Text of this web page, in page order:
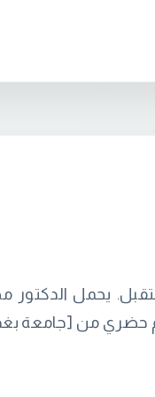
هو أستاذ مساعد ورئيس قسم هندسة العمارة
من [جامعة
والتخطيط
متخصصة.